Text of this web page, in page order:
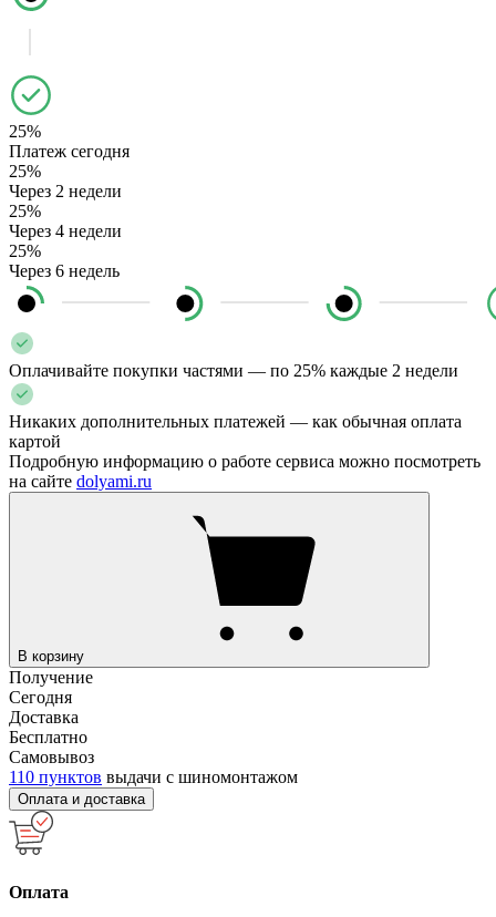
25%
Платеж сегодня
25%
Через 2 недели
25%
Через 4 недели
25%
Через 6 недель
Оплачивайте покупки частями — по 25% каждые 2 недели
Никаких дополнительных платежей — как обычная оплата
картой
Подробную информацию о работе сервиса можно посмотреть
на сайте dolyami.ru
В корзину
Получение
Сегодня
Доставка
Бесплатно
Самовывоз
110 пунктов выдачи с шиномонтажом
Оплата и доставка
Оплата